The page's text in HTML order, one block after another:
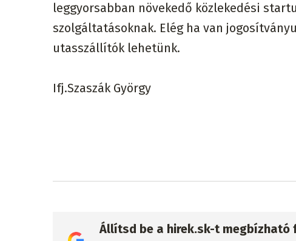
leggyorsabban növekedő közlekedési
szolgáltatásoknak. Elég ha van
utasszállítók lehetünk.
Ifj.Szaszák György
Állítsd be a hirek.sk-t